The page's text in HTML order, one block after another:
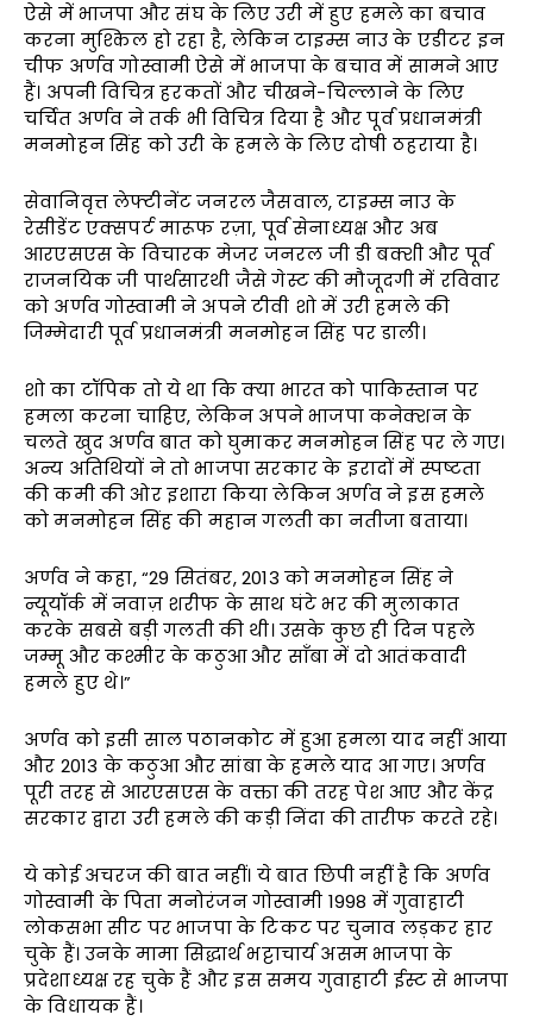
ऐसे में भाजपा और संघ के लिए उरी में हुए हमले का बचाव
करना मुश्किल हो रहा है, लेकिन टाइम्स नाउ के एडीटर इन
चीफ अर्णव गोस्वामी ऐसे में भाजपा के बचाव में सामने आए
हैं। अपनी विचित्र हरकतों और चीखने-चिल्लाने के लिए
चर्चित अर्णव ने तर्क भी विचित्र दिया है और पूर्व प्रधानमंत्री
मनमोहन सिंह को उरी के हमले के लिए दोषी ठहराया है।
सेवानिवृत्त लेफ्टीनेंट जनरल जैसवाल, टाइम्स नाउ के
रेसीडेंट एक्सपर्ट मारूफ रज़ा, पूर्व सेनाध्यक्ष और अब
आरएसएस के विचारक मेजर जनरल जी डी बक्शी और पूर्व
राजनयिक जी पार्थसारथी जैसे गेस्ट की मौजूदगी में रविवार
को अर्णव गोस्वामी ने अपने टीवी शो में उरी हमले की
जिम्मेदारी पूर्व प्रधानमंत्री मनमोहन सिंह पर डाली।
शो का टॉपिक तो ये था कि क्या भारत को पाकिस्तान पर
हमला करना चाहिए, लेकिन अपने भाजपा कनेक्शन के
चलते खुद अर्णव बात को घुमाकर मनमोहन सिंह पर ले गए।
अन्य अतिथियों ने तो भाजपा सरकार के इरादों में स्पष्टता
की कमी की ओर इशारा किया लेकिन अर्णव ने इस हमले
को मनमोहन सिंह की महान गलती का नतीजा बताया।
अर्णव ने कहा, “29 सितंबर, 2013 को मनमोहन सिंह ने
न्यूयॉर्क में नवाज़ शरीफ के साथ घंटे भर की मुलाकात
करके सबसे बड़ी गलती की थी। उसके कुछ ही दिन पहले
जम्मू और कश्मीर के कठुआ और साँबा में दो आतंकवादी
हमले हुए थे।”
अर्णव को इसी साल पठानकोट में हुआ हमला याद नहीं आया
और 2013 के कठुआ और सांबा के हमले याद आ गए। अर्णव
पूरी तरह से आरएसएस के वक्ता की तरह पेश आए और केंद्र
सरकार द्वारा उरी हमले की कड़ी निंदा की तारीफ करते रहे।
ये कोई अचरज की बात नहीं। ये बात छिपी नहीं है कि अर्णव
गोस्वामी के पिता मनोरंजन गोस्वामी 1998 में गुवाहाटी
लोकसभा सीट पर भाजपा के टिकट पर चुनाव लड़कर हार
चुके हैं। उनके मामा सिद्धार्थ भट्टाचार्य असम भाजपा के
प्रदेशाध्यक्ष रह चुके हैं और इस समय गुवाहाटी ईस्ट से भाजपा
के विधायक हैं।